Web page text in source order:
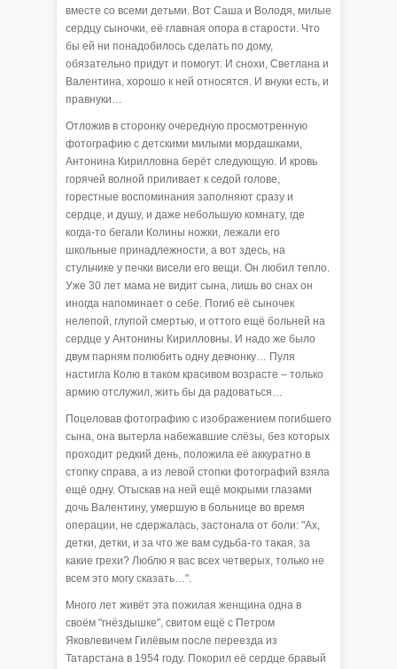
вместе со всеми детьми. Вот Саша и Володя, милые
сердцу сыночки, её главная опора в старости. Что
бы ей ни понадобилось сделать по дому,
обязательно придут и помогут. И снохи, Светлана и
Валентина, хорошо к ней относятся. И внуки есть, и
правнуки…
Отложив в сторонку очередную просмотренную
фотографию с детскими милыми мордашками,
Антонина Кирилловна берёт следующую. И кровь
горячей волной приливает к седой голове,
горестные воспоминания заполняют сразу и
сердце, и душу, и даже небольшую комнату, где
когда-то бегали Колины ножки, лежали его
школьные принадлежности, а вот здесь, на
стульчике у печки висели его вещи. Он любил тепло.
Уже 30 лет мама не видит сына, лишь во снах он
иногда напоминает о себе. Погиб её сыночек
нелепой, глупой смертью, и оттого ещё больней на
сердце у Антонины Кирилловны. И надо же было
двум парням полюбить одну девчонку… Пуля
настигла Колю в таком красивом возрасте – только
армию отслужил, жить бы да радоваться…
Поцеловав фотографию с изображением погибшего
сына, она вытерла набежавшие слёзы, без которых
проходит редкий день, положила её аккуратно в
стопку справа, а из левой стопки фотографий взяла
ещё одну. Отыскав на ней ещё мокрыми глазами
дочь Валентину, умершую в больнице во время
операции, не сдержалась, застонала от боли: "Ах,
детки, детки, и за что же вам судьба-то такая, за
какие грехи? Люблю я вас всех четверых, только не
всем это могу сказать…".
Много лет живёт эта пожилая женщина одна в
своём "гнёздышке", свитом ещё с Петром
Яковлевичем Гилёвым после переезда из
Татарстана в 1954 году. Покорил её сердце бравый